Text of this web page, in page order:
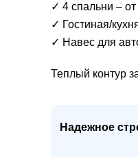
Надежное
Теплый контур
✓ Навес для
✓ Гостиная/
✓ 4 спальни –